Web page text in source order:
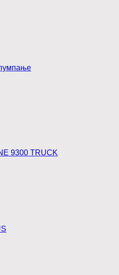
9300 TRUCK